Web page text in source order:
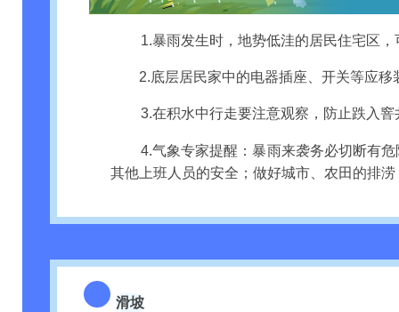
1.暴雨发生时，地势低洼的居民住宅区
2.底层居民家中的电器插座、开关等应
3.在积水中行走要注意观察，防止跌入
4.气象专家提醒：暴雨来袭务必切断有
其他上班人员的安全；做好城市、农田的排
滑坡